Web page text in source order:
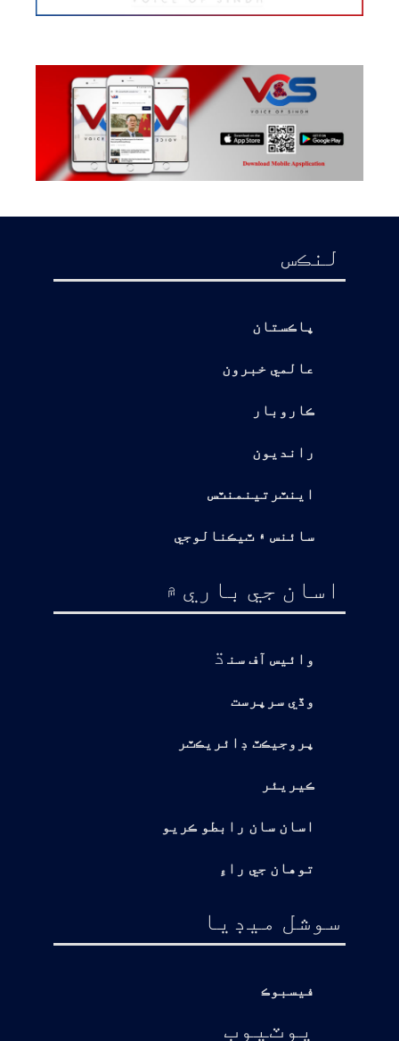
لنڪس
پاڪستان
عالمي خبرون
ڪاروبار
رانديون
اينٽرتينمنٽس
سائنس ۽ ٽيڪنالوجي
اسان جي باري ۾
وائيس آف سن ڌ
وڏي سرپرست
پروجيڪٽ ڊائريڪٽر
ڪيريئر
اسان سان رابطو ڪريو
توهان جي راءِ
سوشل ميڊيا
فيسبوڪ
يوٽيوب